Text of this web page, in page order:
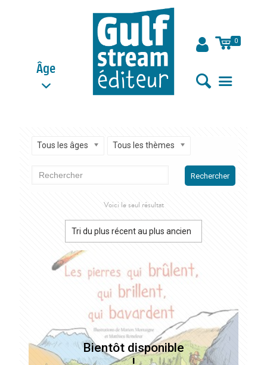
Âge
0
Tous les âges Tous les thèmes
Rechercher
Voici le seul résultat